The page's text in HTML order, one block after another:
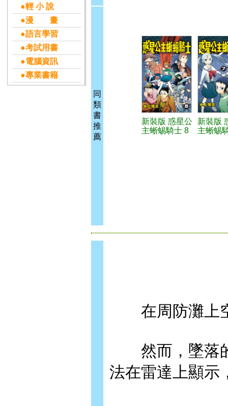
●輕 小 說
●漫 畫
●語言學習
●考試用書
●電腦資訊
●專業書籍
同
類
書
推
薦
新裝版 惑星公
主蜥蜴騎士 8
新裝版
主蜥蜴
在周防灘上空
然而，墜落的
法在雷達上顯示